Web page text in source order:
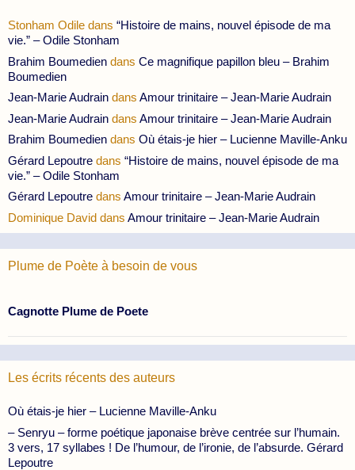
Stonham Odile dans “Histoire de mains, nouvel épisode de ma
vie.” – Odile Stonham
Brahim Boumedien dans Ce magnifique papillon bleu – Brahim
Boumedien
Jean-Marie Audrain dans Amour trinitaire – Jean-Marie Audrain
Jean-Marie Audrain dans Amour trinitaire – Jean-Marie Audrain
Brahim Boumedien dans Où étais-je hier – Lucienne Maville-Anku
Gérard Lepoutre dans “Histoire de mains, nouvel épisode de ma
vie.” – Odile Stonham
Gérard Lepoutre dans Amour trinitaire – Jean-Marie Audrain
Dominique David dans Amour trinitaire – Jean-Marie Audrain
Plume de Poète à besoin de vous
Cagnotte Plume de Poete
Les écrits récents des auteurs
Où étais-je hier – Lucienne Maville-Anku
– Senryu – forme poétique japonaise brève centrée sur l’humain.
3 vers, 17 syllabes ! De l’humour, de l’ironie, de l’absurde. Gérard
Lepoutre